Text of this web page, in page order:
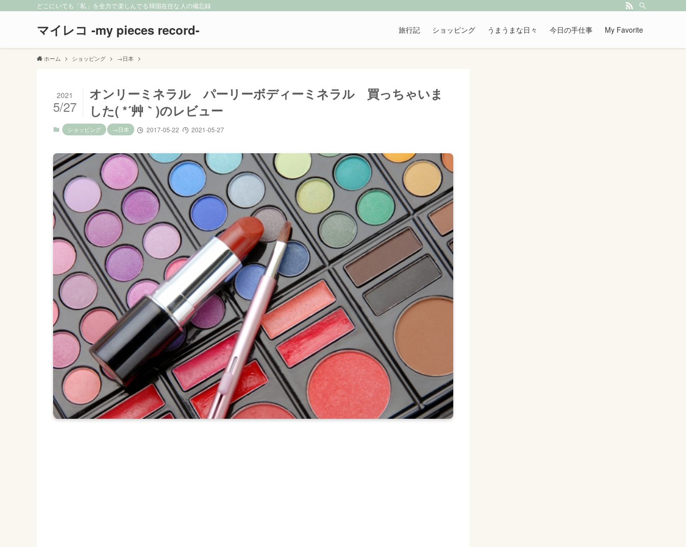
どこにいても「私」を全力で楽しんでる韓国在住な人の備忘録
マイレコ -my pieces record- 旅行記 ショッピング うまうまな日々 今日の手仕事 My Favorite
ホーム ショッピング →日本
オンリーミネラル パーリーボディーミネラル 買っちゃいま
した( *´艸｀)のレビュー
2021
5/27
ショッピング →日本 2017-05-22 2021-05-27